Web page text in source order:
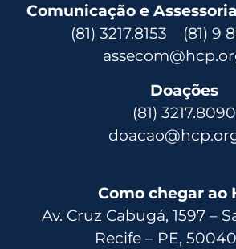
Comunicação e
(81) 3217.8153 (81) 9
Doações
(81) 3217.8090
Como chegar ao
Av. Cruz Cabugá, 1597 –
Recife – PE,